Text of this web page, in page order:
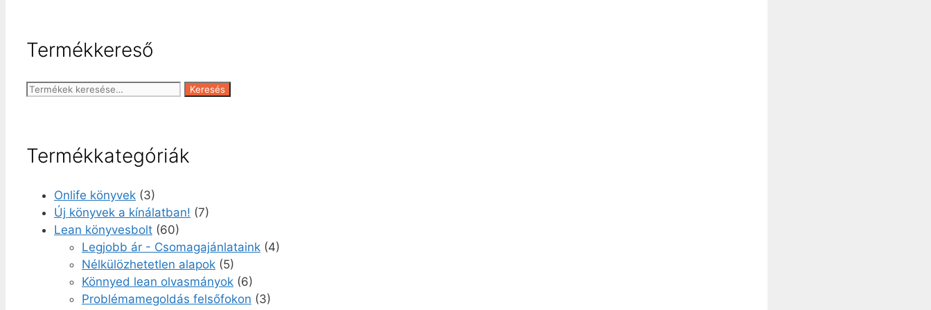
Termékkereső
Keresés
Keresés
Termékkategóriák
Onlife könyvek (3)
Új könyvek a kínálatban! (7)
Lean könyvesbolt (60)
Legjobb ár - Csomagajánlataink (4)
Nélkülözhetetlen alapok (5)
Könnyed lean olvasmányok (6)
Problémamegoldás felsőfokon (3)